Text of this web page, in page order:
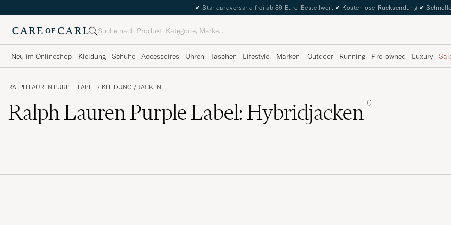
✔ Standardversand frei ab 89 Euro Bestellwert ✔ Kostenlose Rücksendung ✔
Suche
Neu im Onlineshop Kleidung Schuhe Accessoires Uhren Taschen Lifestyle Marken Outdoor Running Pre-owned Luxury
RALPH LAUREN PURPLE LABEL / KLEIDUNG / JACKEN
Ralph Lauren Purple Label: Hybridjacken 0